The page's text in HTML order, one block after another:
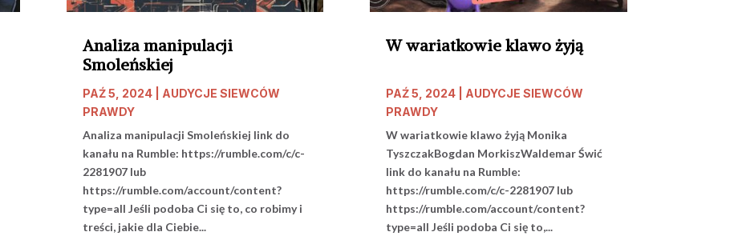
Analiza manipulacji
Smoleńskiej
PAŹ 5, 2024| AUDYCJE SIEWCÓW
PRAWDY
Analiza manipulacji Smoleńskiej link do
kanału na Rumble: https://rumble.com/c/c-
2281907 lub
https://rumble.com/account/content?
type=all Jeśli podoba Ci się to, co robimy i
treści, jakie dla Ciebie...
W wariatkowie klawo żyją
PAŹ 5, 2024| AUDYCJE SIEWCÓW
PRAWDY
W wariatkowie klawo żyją Monika
TyszczakBogdan MorkiszWaldemar Świć
link do kanału na Rumble:
https://rumble.com/c/c-2281907 lub
https://rumble.com/account/content?
type=all Jeśli podoba Ci się to,...